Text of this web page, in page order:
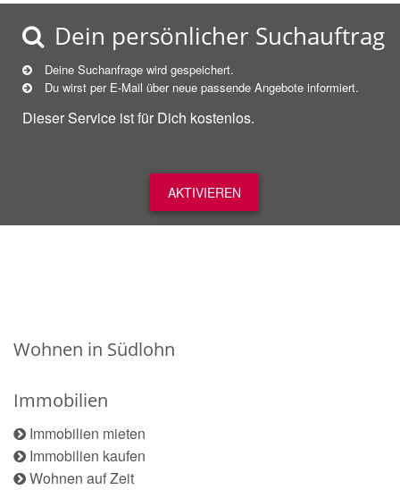
Dein persönlicher Suchauftrag
Deine Suchanfrage wird gespeichert.
Du wirst per E-Mail über neue passende Angebote informiert.
Dieser Service ist für Dich kostenlos.
AKTIVIEREN
Wohnen in Südlohn
Immobilien
Immobilien mieten
Immobilien kaufen
Wohnen auf Zeit